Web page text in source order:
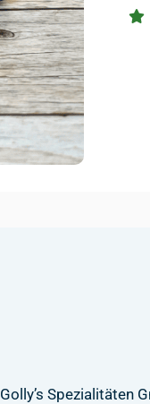
Golly’s Spezialitäten